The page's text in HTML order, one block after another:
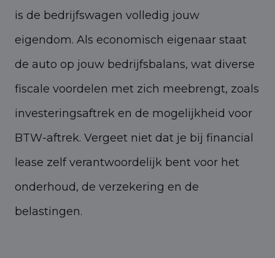
is de bedrijfswagen volledig jouw
eigendom. Als economisch eigenaar staat
de auto op jouw bedrijfsbalans, wat diverse
fiscale voordelen met zich meebrengt, zoals
investeringsaftrek en de mogelijkheid voor
BTW-aftrek. Vergeet niet dat je bij financial
lease zelf verantwoordelijk bent voor het
onderhoud, de verzekering en de
belastingen.